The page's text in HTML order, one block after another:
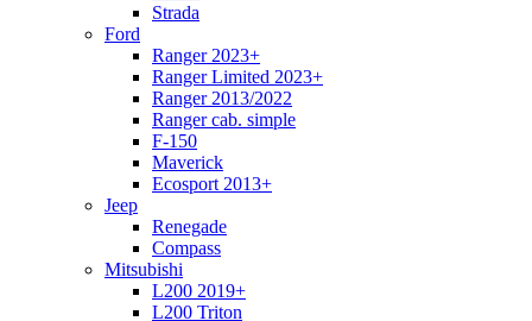
Strada
Ford
Ranger 2023+
Ranger Limited 2023+
Ranger 2013/2022
Ranger cab. simple
F-150
Maverick
Ecosport 2013+
Jeep
Renegade
Compass
Mitsubishi
L200 2019+
L200 Triton